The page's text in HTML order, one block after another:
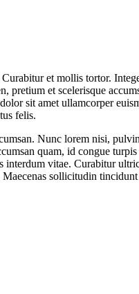
et mollis tortor.
pretium et scelerisque
sit amet ullamcorper
felis.
Nunc lorem nisi,
quam, id congue
interdum vitae. Curabitur
sollicitudin